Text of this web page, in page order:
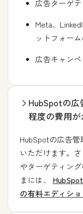
広告ターゲ
Meta、
ットフォー
広告キャン
HubSpotの
程度の費用
HubSpotの広告
いただけます。
やターゲティン
まには、
の有料エディショ